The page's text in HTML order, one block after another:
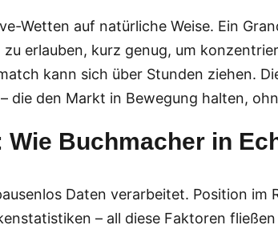
Wetten auf natürliche Weise. Ein
erlauben, kurz genug, um
kann sich über Stunden ziehen.
die den Markt in Bewegung halten,
Buchmacher in
Daten verarbeitet. Position im
– all diese Faktoren